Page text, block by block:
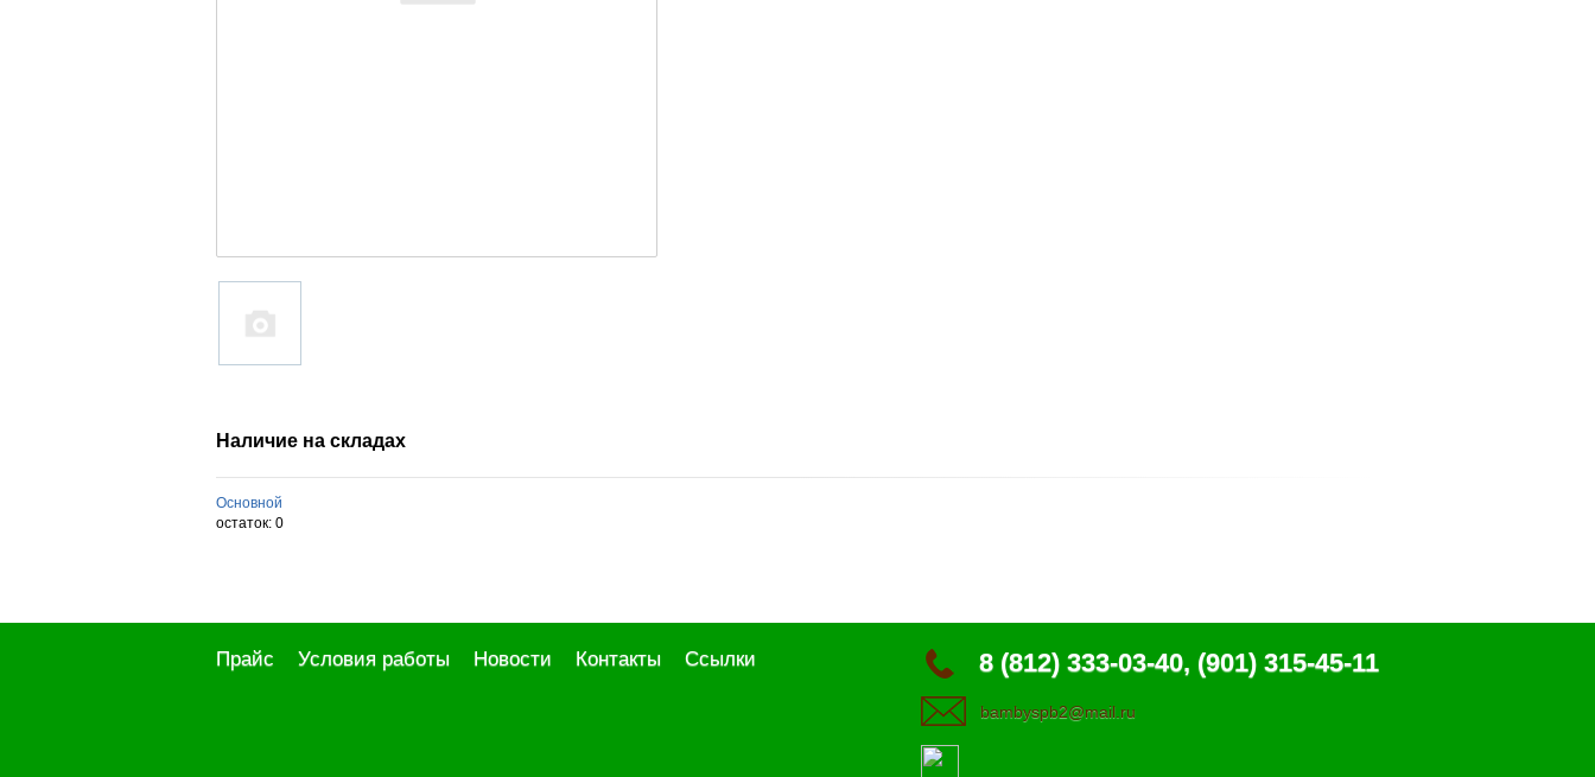
Наличие на складах
Основной
остаток: 0
8 (812) 333-03-40, (901) 315-45-11
bambyspb2@mail.ru
Прайс Условия работы Новости Контакты Ссылки